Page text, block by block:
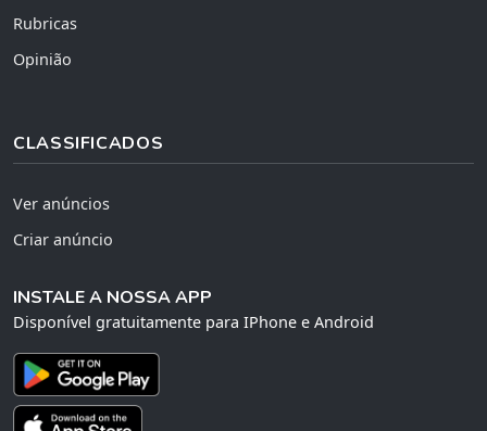
Rubricas
Opinião
CLASSIFICADOS
Ver anúncios
Criar anúncio
INSTALE A NOSSA APP
Disponível gratuitamente para IPhone e Android